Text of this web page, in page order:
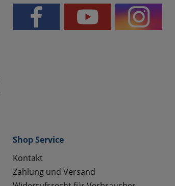
Shop Service
Kontakt
Zahlung und Versand